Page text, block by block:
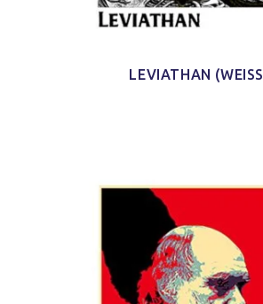
LEVIATHAN (WEISS)